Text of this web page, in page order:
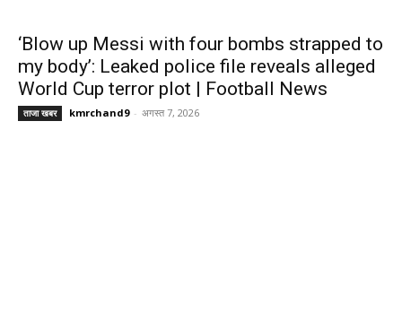
‘Blow up Messi with four bombs strapped to
my body’: Leaked police file reveals alleged
World Cup terror plot | Football News
ताजा खबर kmrchand9 - अगस्त 7, 2026